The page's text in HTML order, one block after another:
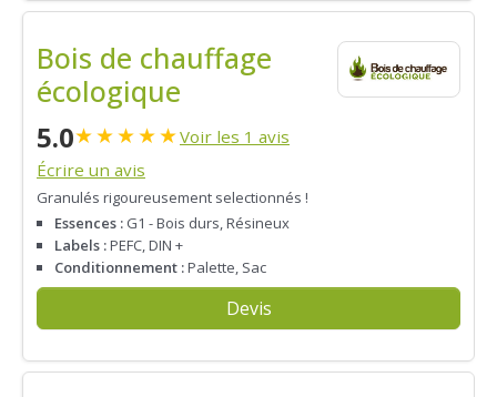
Bois de chauffage
écologique
5.0★★★★★Voir les 1 avis
Écrire un avis
Granulés rigoureusement selectionnés !
Essences : G1 - Bois durs, Résineux
Labels :PEFC, DIN +
Conditionnement :Palette, Sac
Devis